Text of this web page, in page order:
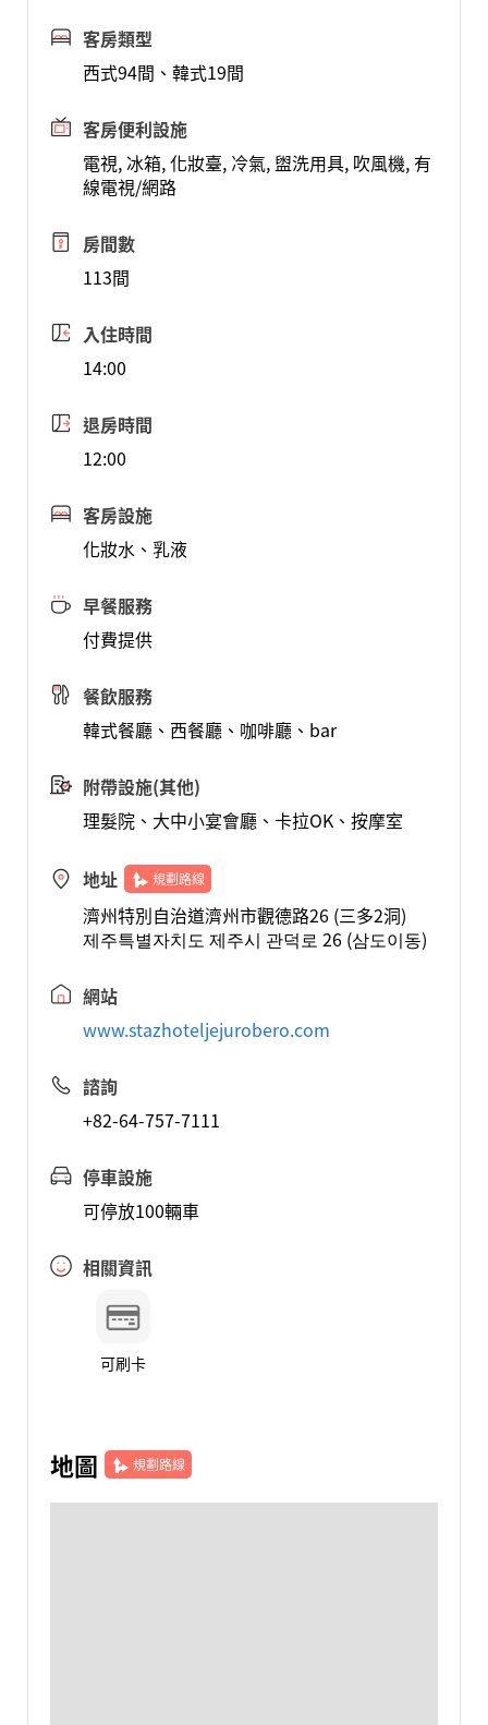
客房類型
西式94間、韓式19間
客房便利設施
電視, 冰箱, 化妝臺, 冷氣, 盥洗用具, 吹風機, 有
線電視/網路
房間數
113間
入住時間
14:00
退房時間
12:00
客房設施
化妝水、乳液
早餐服務
付費提供
餐飲服務
韓式餐廳、西餐廳、咖啡廳、bar
附帶設施(其他)
理髮院、大中小宴會廳、卡拉OK、按摩室
地址 規劃路線
濟州特別自治道濟州市觀德路26 (三多2洞)
제주특별자치도 제주시 관덕로 26 (삼도이동)
網站
www.stazhoteljejurobero.com
諮詢
+82-64-757-7111
停車設施
可停放100輛車
相關資訊
可刷卡
地圖 規劃路線